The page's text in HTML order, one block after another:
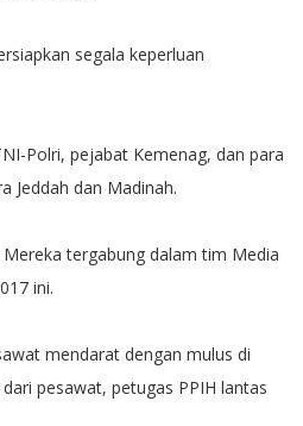
segala keperluan
Polri, pejabat Kemenag, dan para
Jeddah dan Madinah.
tergabung dalam tim Media
ini.
mendarat dengan mulus di
pesawat, petugas PPIH lantas